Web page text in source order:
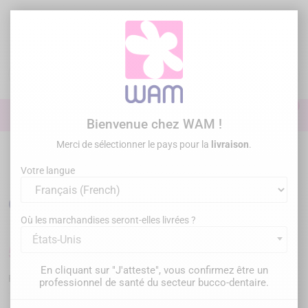
Instrumentation Hygiène
O'Hehir
/
O'Hehir - tout secteur
57,00 €
Référence :ZR153
Bienvenue chez WAM !
Merci de sélectionner le pays pour la livraison.
Votre langue
Où les marchandises seront-elles livrées ?
États-Unis
En cliquant sur "J'atteste", vous confirmez être un
professionnel de santé du secteur bucco-dentaire.